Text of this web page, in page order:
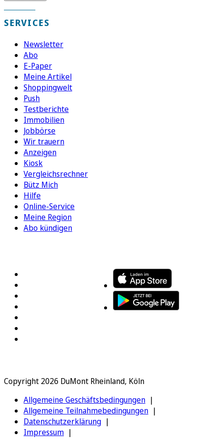
SERVICES
Newsletter
Abo
E-Paper
Meine Artikel
Shoppingwelt
Push
Testberichte
Immobilien
Jobbörse
Wir trauern
Anzeigen
Kiosk
Vergleichsrechner
Bütz Mich
Hilfe
Online-Service
Meine Region
Abo kündigen
Copyright 2026 DuMont Rheinland, Köln
Allgemeine Geschäftsbedingungen
Allgemeine Teilnahmebedingungen
Datenschutzerklärung
Impressum